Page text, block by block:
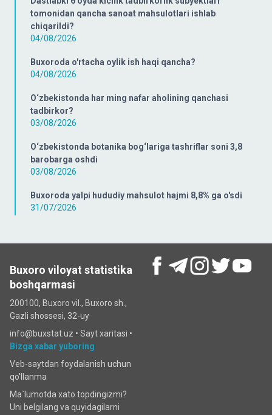
tomonidan qancha sanoat mahsulotlari ishlab
chiqarildi?
04/08/2026
Buxoroda o'rtacha oylik ish haqi qancha?
04/08/2026
O‘zbekistonda har ming nafar aholining qanchasi
tadbirkor?
03/08/2026
O‘zbekistonda botanika bog‘lariga tashriflar soni 3,8
barobarga oshdi
03/08/2026
Buxoroda yalpi hududiy mahsulot hajmi 8,8% ga o'sdi
31/07/2026
Buxoro viloyat statistika
boshqarmasi
200100, Buxoro vil., Buxoro sh.,
Gazli shossesi, 32-uy
info@buxstat.uz • Sayt xaritasi •
Bizga xabar yuboring
Veb-saytdan foydalanish uchun
qo'llanma
Ma`lumotda xato topdingizmi?
Uni belgilang va quyidagilarni